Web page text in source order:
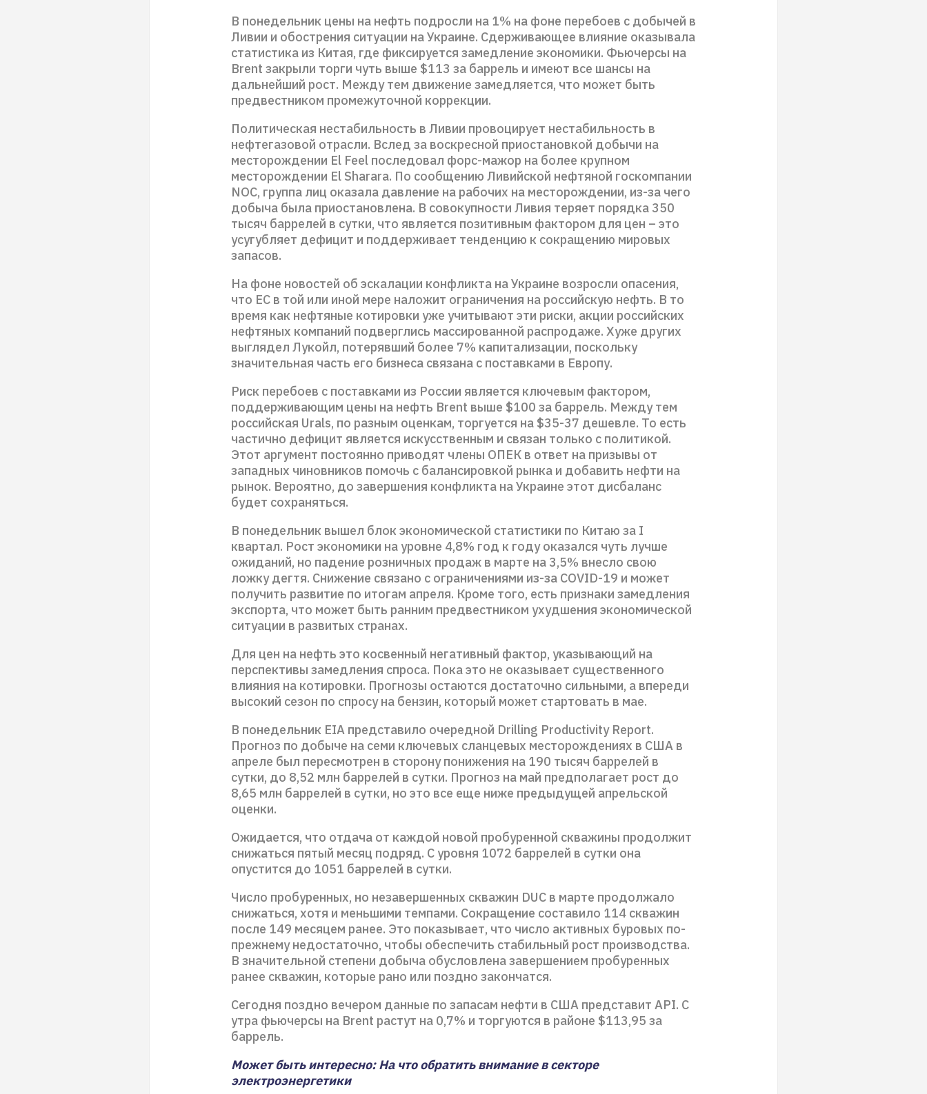
В понедельник цены на нефть подросли на 1% на фоне перебоев с добычей в
Ливии и обострения ситуации на Украине. Сдерживающее влияние оказывала
статистика из Китая, где фиксируется замедление экономики. Фьючерсы на
Brent закрыли торги чуть выше $113 за баррель и имеют все шансы на
дальнейший рост. Между тем движение замедляется, что может быть
предвестником промежуточной коррекции.
Политическая нестабильность в Ливии провоцирует нестабильность в
нефтегазовой отрасли. Вслед за воскресной приостановкой добычи на
месторождении El Feel последовал форс-мажор на более крупном
месторождении El Sharara. По сообщению Ливийской нефтяной госкомпании
NOC, группа лиц оказала давление на рабочих на месторождении, из-за чего
добыча была приостановлена. В совокупности Ливия теряет порядка 350
тысяч баррелей в сутки, что является позитивным фактором для цен – это
усугубляет дефицит и поддерживает тенденцию к сокращению мировых
запасов.
На фоне новостей об эскалации конфликта на Украине возросли опасения,
что ЕС в той или иной мере наложит ограничения на российскую нефть. В то
время как нефтяные котировки уже учитывают эти риски, акции российских
нефтяных компаний подверглись массированной распродаже. Хуже других
выглядел Лукойл, потерявший более 7% капитализации, поскольку
значительная часть его бизнеса связана с поставками в Европу.
Риск перебоев с поставками из России является ключевым фактором,
поддерживающим цены на нефть Brent выше $100 за баррель. Между тем
российская Urals, по разным оценкам, торгуется на $35-37 дешевле. То есть
частично дефицит является искусственным и связан только с политикой.
Этот аргумент постоянно приводят члены ОПЕК в ответ на призывы от
западных чиновников помочь с балансировкой рынка и добавить нефти на
рынок. Вероятно, до завершения конфликта на Украине этот дисбаланс
будет сохраняться.
В понедельник вышел блок экономической статистики по Китаю за I
квартал. Рост экономики на уровне 4,8% год к году оказался чуть лучше
ожиданий, но падение розничных продаж в марте на 3,5% внесло свою
ложку дегтя. Снижение связано с ограничениями из-за COVID-19 и может
получить развитие по итогам апреля. Кроме того, есть признаки замедления
экспорта, что может быть ранним предвестником ухудшения экономической
ситуации в развитых странах.
Для цен на нефть это косвенный негативный фактор, указывающий на
перспективы замедления спроса. Пока это не оказывает существенного
влияния на котировки. Прогнозы остаются достаточно сильными, а впереди
высокий сезон по спросу на бензин, который может стартовать в мае.
В понедельник EIA представило очередной Drilling Productivity Report.
Прогноз по добыче на семи ключевых сланцевых месторождениях в США в
апреле был пересмотрен в сторону понижения на 190 тысяч баррелей в
сутки, до 8,52 млн баррелей в сутки. Прогноз на май предполагает рост до
8,65 млн баррелей в сутки, но это все еще ниже предыдущей апрельской
оценки.
Ожидается, что отдача от каждой новой пробуренной скважины продолжит
снижаться пятый месяц подряд. С уровня 1072 баррелей в сутки она
опустится до 1051 баррелей в сутки.
Число пробуренных, но незавершенных скважин DUC в марте продолжало
снижаться, хотя и меньшими темпами. Сокращение составило 114 скважин
после 149 месяцем ранее. Это показывает, что число активных буровых по-
прежнему недостаточно, чтобы обеспечить стабильный рост производства.
В значительной степени добыча обусловлена завершением пробуренных
ранее скважин, которые рано или поздно закончатся.
Сегодня поздно вечером данные по запасам нефти в США представит API. С
утра фьючерсы на Brent растут на 0,7% и торгуются в районе $113,95 за
баррель.
Может быть интересно: На что обратить внимание в секторе
электроэнергетики